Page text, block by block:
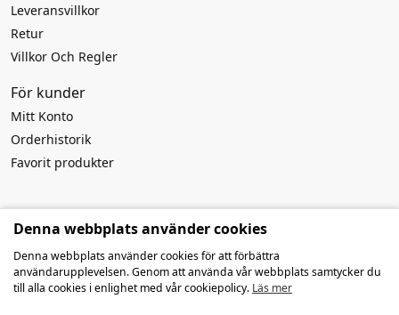
Leveransvillkor
Retur
Villkor Och Regler
För kunder
Mitt Konto
Orderhistorik
Favorit produkter
Rekvisita till
MB Atviros idėjos
Företagskod: 303916994
Momsnummer: LT100009259419
Kontonummer: LT127300010142639019
Denna webbplats använder cookies
Denna webbplats använder cookies för att förbättra
användarupplevelsen. Genom att använda vår webbplats samtycker du
till alla cookies i enlighet med vår cookiepolicy. Läs mer